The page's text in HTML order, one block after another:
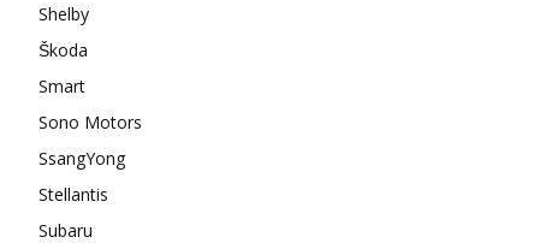
Shelby
Škoda
Smart
Sono Motors
SsangYong
Stellantis
Subaru